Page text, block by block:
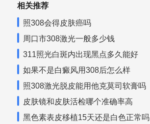
相关推荐
照308会得皮肤癌吗
周口市308激光一般多少钱
311照光白斑内出现黑点多久能好
如果不是白癜风用308后怎么样
照308激光脱皮能用他克莫司软膏吗
皮肤镜和皮肤活检哪个准确率高
黑色素表皮移植15天还是白色正常吗